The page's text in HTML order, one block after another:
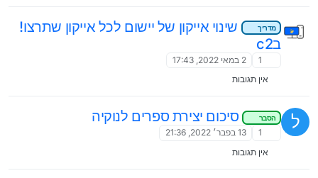
מדריך
שינוי אייקון של יישום לכל אייקון שתרצו!
בc2
1
2 במאי 2022, 17:43
אין תגובות
ל הסבר סיכום יצירת ספרים לנוקיה
1
13 בפבר׳ 2022, 21:36
אין תגובות